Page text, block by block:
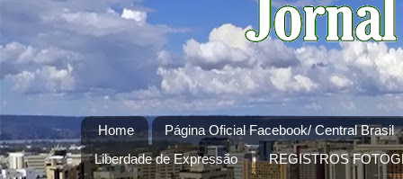
Home
Página Oficial Facebook/ Central Brasil
Liberdade de Expressão
REGISTROS